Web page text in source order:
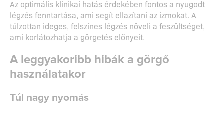
Az optimális klinikai hatás érdekében fontos a nyugodt
légzés fenntartása, ami segít ellazítani az izmokat. A
túlzottan ideges, felszínes légzés növeli a feszültséget,
ami korlátozhatja a görgetés előnyeit.
A leggyakoribb hibák a görgő
használatakor
Túl nagy nyomás